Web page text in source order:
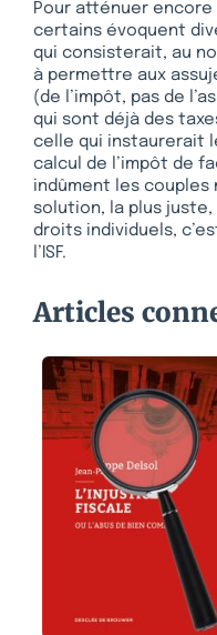
Pour atténuer encore
certains évoquent
qui consisterait, au
à permettre aux
(de l’impôt, pas de
qui sont déjà des
celle qui instaurerait
calcul de l’impôt de
indûment les couples
solution, la plus
droits individuels,
l’ISF.
Articles